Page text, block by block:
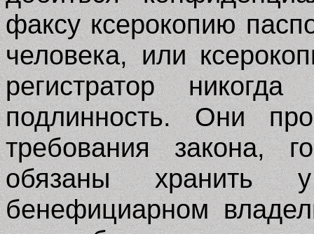
факсу ксерокопию
человека, или
регистратор
подлинность. Они
требования закона,
обязаны
бенефициарном